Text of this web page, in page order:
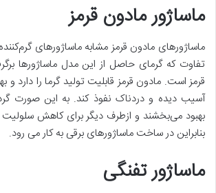
ماساژور مادون قرمز
ماساژورهای مادون قرمز مشابه ماساژورهای
تفاوت که گرمای حاصل از این مدل ماساژورها
قرمز است. مادون قرمز قابلیت تولید گرما را دارد و
آسیب دیده و دردناک نفوذ کند. به این صورت
بهبود می‌بخشند و ازطرف دیگر برای کاهش سلولیت
بنابراین در ساخت ماساژورهای برقی به کار می رود.
ماساژور تفنگی